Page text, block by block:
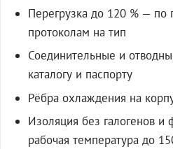
Перегрузка до 120 % — по
протоколам на тип
Соединительные и
каталогу и паспорту
Рёбра охлаждения на
Изоляция без галогенов
рабочая температура до